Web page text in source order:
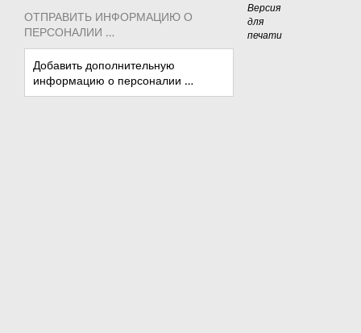
ОТПРАВИТЬ ИНФОРМАЦИЮ О
ПЕРСОНАЛИИ …
Добавить дополнительную
информацию о персоналии …
Версия
для
печати